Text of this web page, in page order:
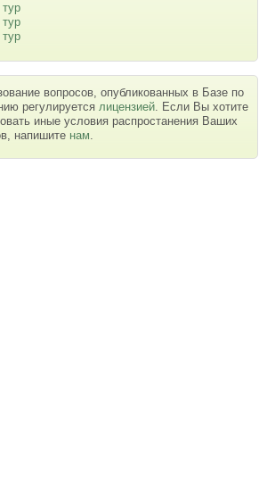
тур
тур
тур
вопросов, опубликованных в Базе по
регулируется лицензией. Если Вы хотите
иные условия распростанения Ваших
напишите нам.